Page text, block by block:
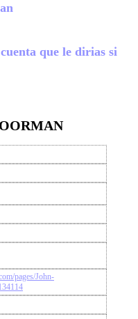
que le dirias si
pages/John-